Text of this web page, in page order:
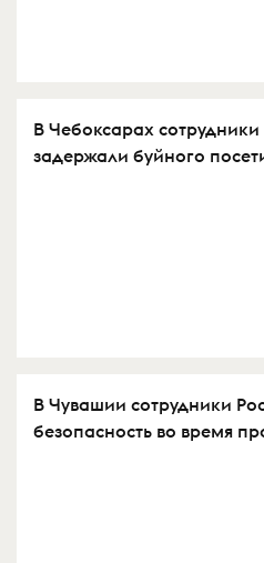
В Чебоксарах
задержали буйного
В Чувашии сотрудники
безопасность во время